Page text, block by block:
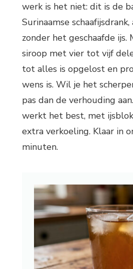
werk is het niet: dit is de
Surinaamse
zonder het geschaafde ijs.
siroop met vier tot vijf
tot alles is opgelost en
wens is. Wil je het
pas dan de verhouding
werkt het best, met
extra verkoeling. Klaar in
minuten.